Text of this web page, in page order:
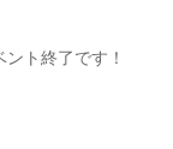
ト終了です！